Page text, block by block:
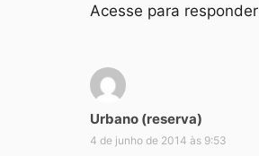
:
Acesse para responder
Urbano (reserva)
4 de junho de 2014 às 9:53